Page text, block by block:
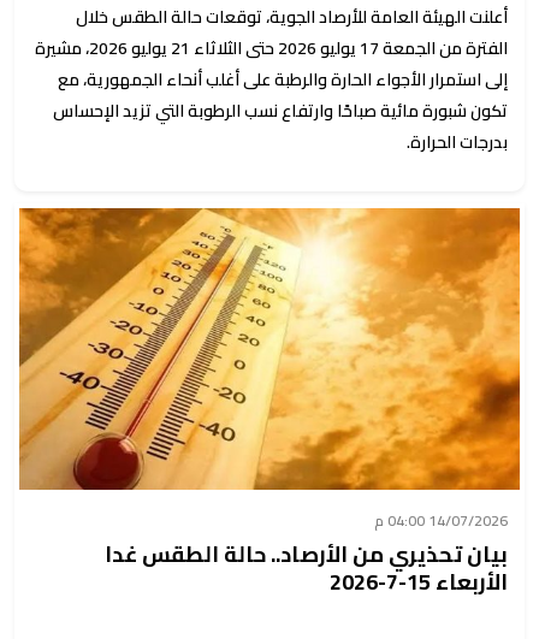
أعلنت الهيئة العامة للأرصاد الجوية، توقعات حالة الطقس خلال
الفترة من الجمعة 17 يوليو 2026 حتى الثلاثاء 21 يوليو 2026، مشيرة
إلى استمرار الأجواء الحارة والرطبة على أغلب أنحاء الجمهورية، مع
تكون شبورة مائية صباحًا وارتفاع نسب الرطوبة التي تزيد الإحساس
بدرجات الحرارة.
14/07/2026 04:00 م
بيان تحذيري من الأرصاد.. حالة الطقس غدا
الأربعاء 15-7-2026